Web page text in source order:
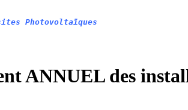
Photovoltaïques
ANNUEL des